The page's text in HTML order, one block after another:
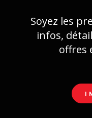
Soyez les
infos,
offres